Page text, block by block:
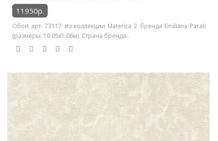
11950р.
Обои арт. 73117 из коллекции Materica 2 бренда Emiliana Parati
(размеры: 10.05х1.06м). Страна бренда..